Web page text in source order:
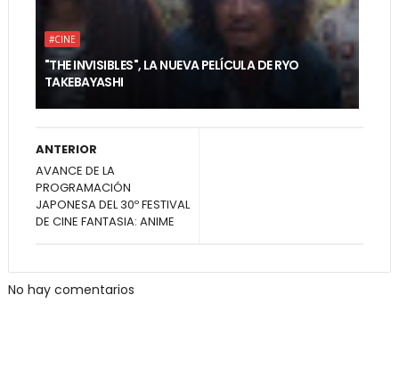
#CINE
"THE INVISIBLES", LA NUEVA PELÍCULA DE RYO
TAKEBAYASHI
ANTERIOR
AVANCE DE LA
PROGRAMACIÓN
JAPONESA DEL 30º FESTIVAL
DE CINE FANTASIA: ANIME
No hay comentarios